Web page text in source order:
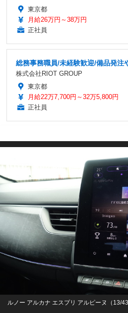
東京都
月給26万円～38万円
正社員
総務事務職員/未経験歓迎/備品発注
株式会社RIOT GROUP
東京都
月給22万7,700円～32万5,800円
正社員
ルノー アルカナ エスプリ アルピーヌ（13/43